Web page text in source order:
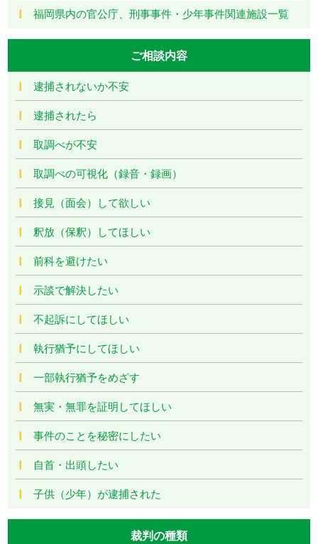
福岡県内の官公庁、刑事事件・少年事件関連施設一覧
ご相談内容
逮捕されないか不安
逮捕されたら
取調べが不安
取調べの可視化（録音・録画）
接見（面会）して欲しい
釈放（保釈）してほしい
前科を避けたい
示談で解決したい
不起訴にしてほしい
執行猶予にしてほしい
一部執行猶予をめざす
無実・無罪を証明してほしい
事件のことを秘密にしたい
自首・出頭したい
子供（少年）が逮捕された
裁判の種類